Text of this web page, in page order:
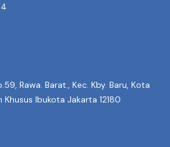
Rawa. Barat., Kec. Kby. Baru, Kota
Ibukota Jakarta 12180